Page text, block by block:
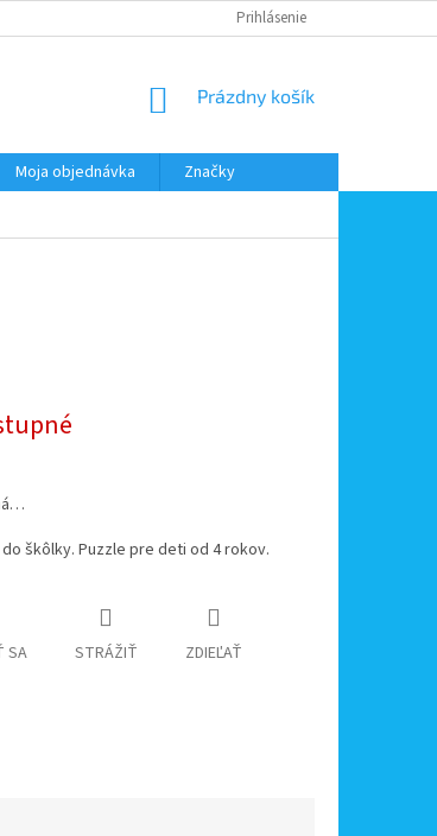
ODSTÚPENIE OD ZMLUVY
Prihlásenie
NÁKUPNÝ
Prázdny košík
Moja objednávka
Značky
škôlky. Puzzle pre deti od 4 rokov.
SA STRÁŽIŤ ZDIEĽAŤ